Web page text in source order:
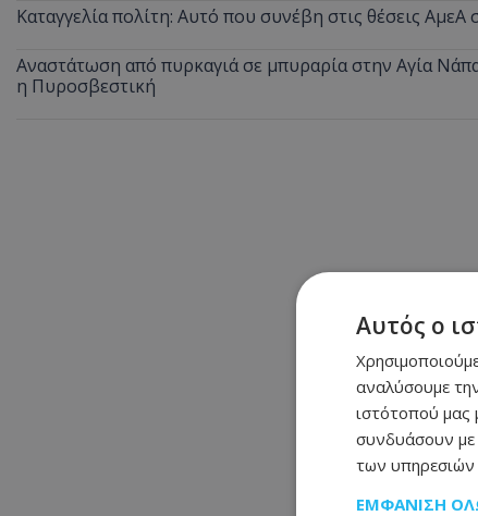
Καταγγελία πολίτη: Αυτό που συνέβη στις θέσεις
Αναστάτωση από πυρκαγιά σε μπυραρία στην Αγία
η Πυροσβεστική
Αυτός ο
αναλύσουμε
ιστότοπού μας
συνδυάσουν με
των
ΕΜΦΆΝΙΣΗ